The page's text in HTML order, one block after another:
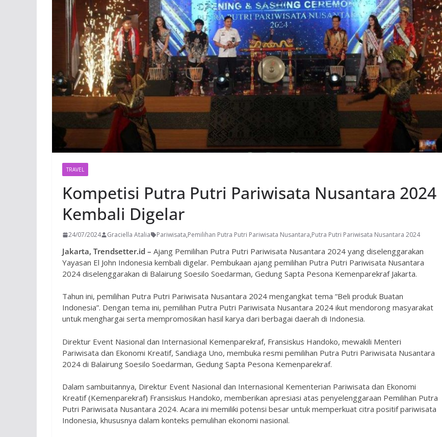
TRAVEL
Kompetisi Putra Putri Pariwisata Nusantara 2024
Kembali Digelar
24/07/2024 Graciella Atalia Pariwisata,Pemilihan Putra Putri Pariwisata Nusantara,Putra Putri Pariwisata Nusantara 2024
Jakarta, Trendsetter.id – Ajang Pemilihan Putra Putri Pariwisata Nusantara 2024 yang diselenggarakan
Yayasan El John Indonesia kembali digelar. Pembukaan ajang pemilihan Putra Putri Pariwisata Nusantara
2024 diselenggarakan di Balairung Soesilo Soedarman, Gedung Sapta Pesona Kemenparekraf Jakarta.
Tahun ini, pemilihan Putra Putri Pariwisata Nusantara 2024 mengangkat tema “Beli produk Buatan
Indonesia”. Dengan tema ini, pemilihan Putra Putri Pariwisata Nusantara 2024 ikut mendorong masyarakat
untuk menghargai serta mempromosikan hasil karya dari berbagai daerah di Indonesia.
Direktur Event Nasional dan Internasional Kemenparekraf, Fransiskus Handoko, mewakili Menteri
Pariwisata dan Ekonomi Kreatif, Sandiaga Uno, membuka resmi pemilihan Putra Putri Pariwisata Nusantara
2024 di Balairung Soesilo Soedarman, Gedung Sapta Pesona Kemenparekraf.
Dalam sambuitannya, Direktur Event Nasional dan Internasional Kementerian Pariwisata dan Ekonomi
Kreatif (Kemenparekraf) Fransiskus Handoko, memberikan apresiasi atas penyelenggaraan Pemilihan Putra
Putri Pariwisata Nusantara 2024. Acara ini memiliki potensi besar untuk memperkuat citra positif pariwisata
Indonesia, khususnya dalam konteks pemulihan ekonomi nasional.